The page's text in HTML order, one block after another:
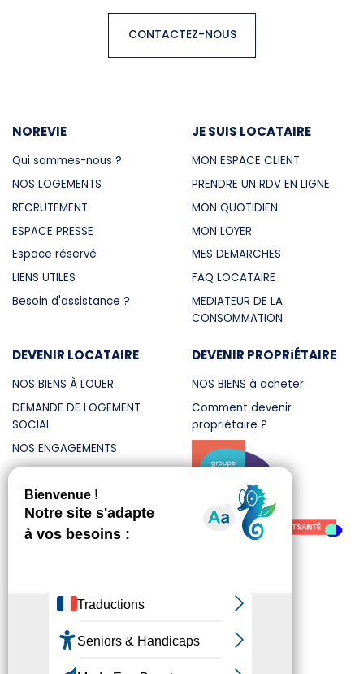
CONTACTEZ-NOUS
NOREVIE
Qui sommes-nous ?
NOS LOGEMENTS
RECRUTEMENT
ESPACE PRESSE
Espace réservé
LIENS UTILES
Besoin d'assistance ?
JE SUIS LOCATAIRE
MON ESPACE CLIENT
PRENDRE UN RDV EN LIGNE
MON QUOTIDIEN
MON LOYER
MES DEMARCHES
FAQ LOCATAIRE
MEDIATEUR DE LA
CONSOMMATION
DEVENIR LOCATAIRE
NOS BIENS À LOUER
DEMANDE DE LOGEMENT
SOCIAL
NOS ENGAGEMENTS
DEVENIR PROPRiÉTAIRE
NOS BIENS à acheter
Comment devenir
propriétaire ?